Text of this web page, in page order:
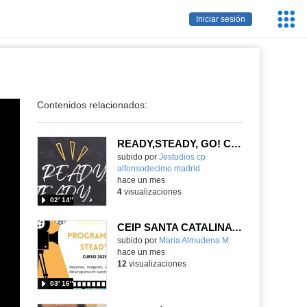
Iniciar sesión
Contenidos relacionados:
READY,STEADY, GO! CEIP ALFONSO X EL SABIO
Contenido educativo.
subido por Jestudios cp
alfonsodecimo madrid
02′ 14″
hace un mes
4visualizaciones
CEIP SANTA CATALINA PROGRAMA READY, STEADY, GO! 2025-26
Contenido educativo.
subido por Maria Almudena M.
03′ 16″
hace un mes
12 visualizaciones